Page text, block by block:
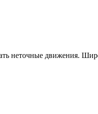
неточные движения.